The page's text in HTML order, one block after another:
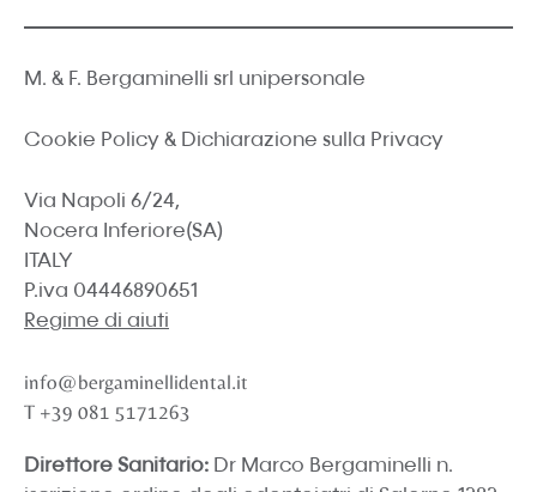
M. & F. Bergaminelli srl unipersonale
Cookie Policy & Dichiarazione sulla Privacy
Via Napoli 6/24,
Nocera Inferiore(SA)
ITALY
P.iva 04446890651
Regime di aiuti
info@bergaminellidental.it
T +39 081 5171263
Direttore Sanitario: Dr Marco Bergaminelli n.